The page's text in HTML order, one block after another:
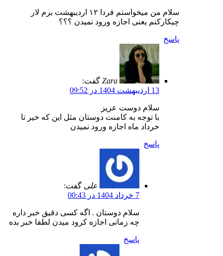
سلام من میخواستم فردا ۱۲ اردیبهشت برم لار
چیکارکنم یعنی اجازه ورود نمیدن ؟؟؟
پاسخ
Zara گفت:
13 اردیبهشت 1404 در 09:52
سلام دوست عزیز
با توجه به کامنت دوستان مثل این که خیر تا
خرداد ماه اجازه ورود نمیدن
پاسخ
علی گفت:
7 خرداد 1404 در 00:43
سلام دوستان . اگه کسی دقیق خبر داره
چه زمانی اجازه کرود میدن لطفا خبر بده
پاسخ